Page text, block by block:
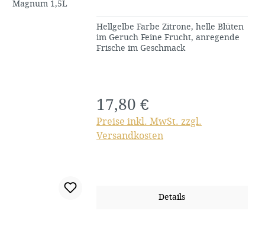
Hellgelbe Farbe Zitrone, helle Blüten
im Geruch Feine Frucht, anregende
Frische im Geschmack
Regulärer Preis:
17,80 €
Preise inkl. MwSt. zzgl.
Versandkosten
Details